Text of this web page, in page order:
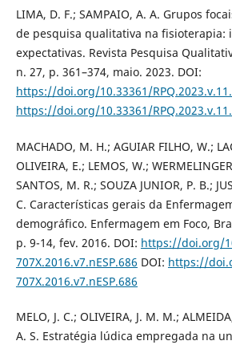
LIMA, D. F.; SAMPAIO, A. A. Grupos
de pesquisa qualitativa na fisioterapia:
expectativas. Revista Pesquisa
n. 27, p. 361–374, maio. 2023. DOI:
https://doi.org/10.33361/
https://doi.org/10.33361/
MACHADO, M. H.; AGUIAR FILHO, W.;
OLIVEIRA, E.; LEMOS, W.;
SANTOS, M. R.; SOUZA JUNIOR, P. B.;
C. Características gerais da
demográfico. Enfermagem em Foco,
p. 9-14, fev. 2016. DOI: https://doi.org/
707X.2016.v7.nESP.686 DOI: https://
707X.2016.v7.nESP.686
MELO, J. C.; OLIVEIRA, J. M. M.;
A. S. Estratégia lúdica empregada na